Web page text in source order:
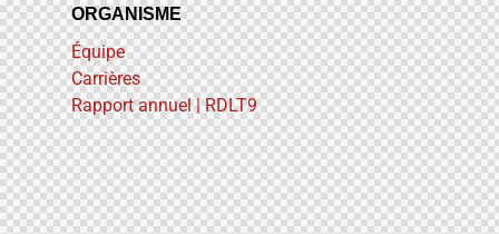
ORGANISME
Équipe
Carrières
Rapport annuel | RDLT9